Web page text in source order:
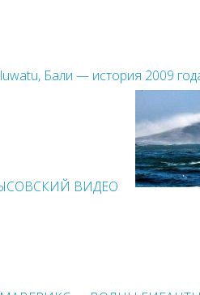
Бали — история 2009
ВИДЕО